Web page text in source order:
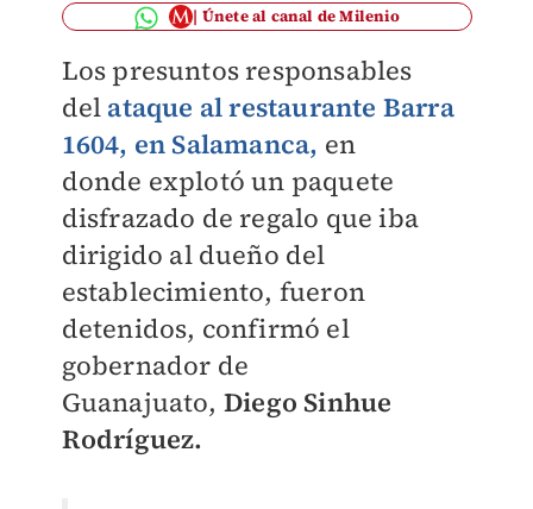
Únete al canal de Milenio
Los presuntos responsables
del ataque alrestaurante Barra
1604, en Salamanca, en
donde explotó un paquete
disfrazado de regalo que iba
dirigido al dueño del
establecimiento, fueron
detenidos, confirmó el
gobernador de
Guanajuato, Diego Sinhue
Rodríguez.